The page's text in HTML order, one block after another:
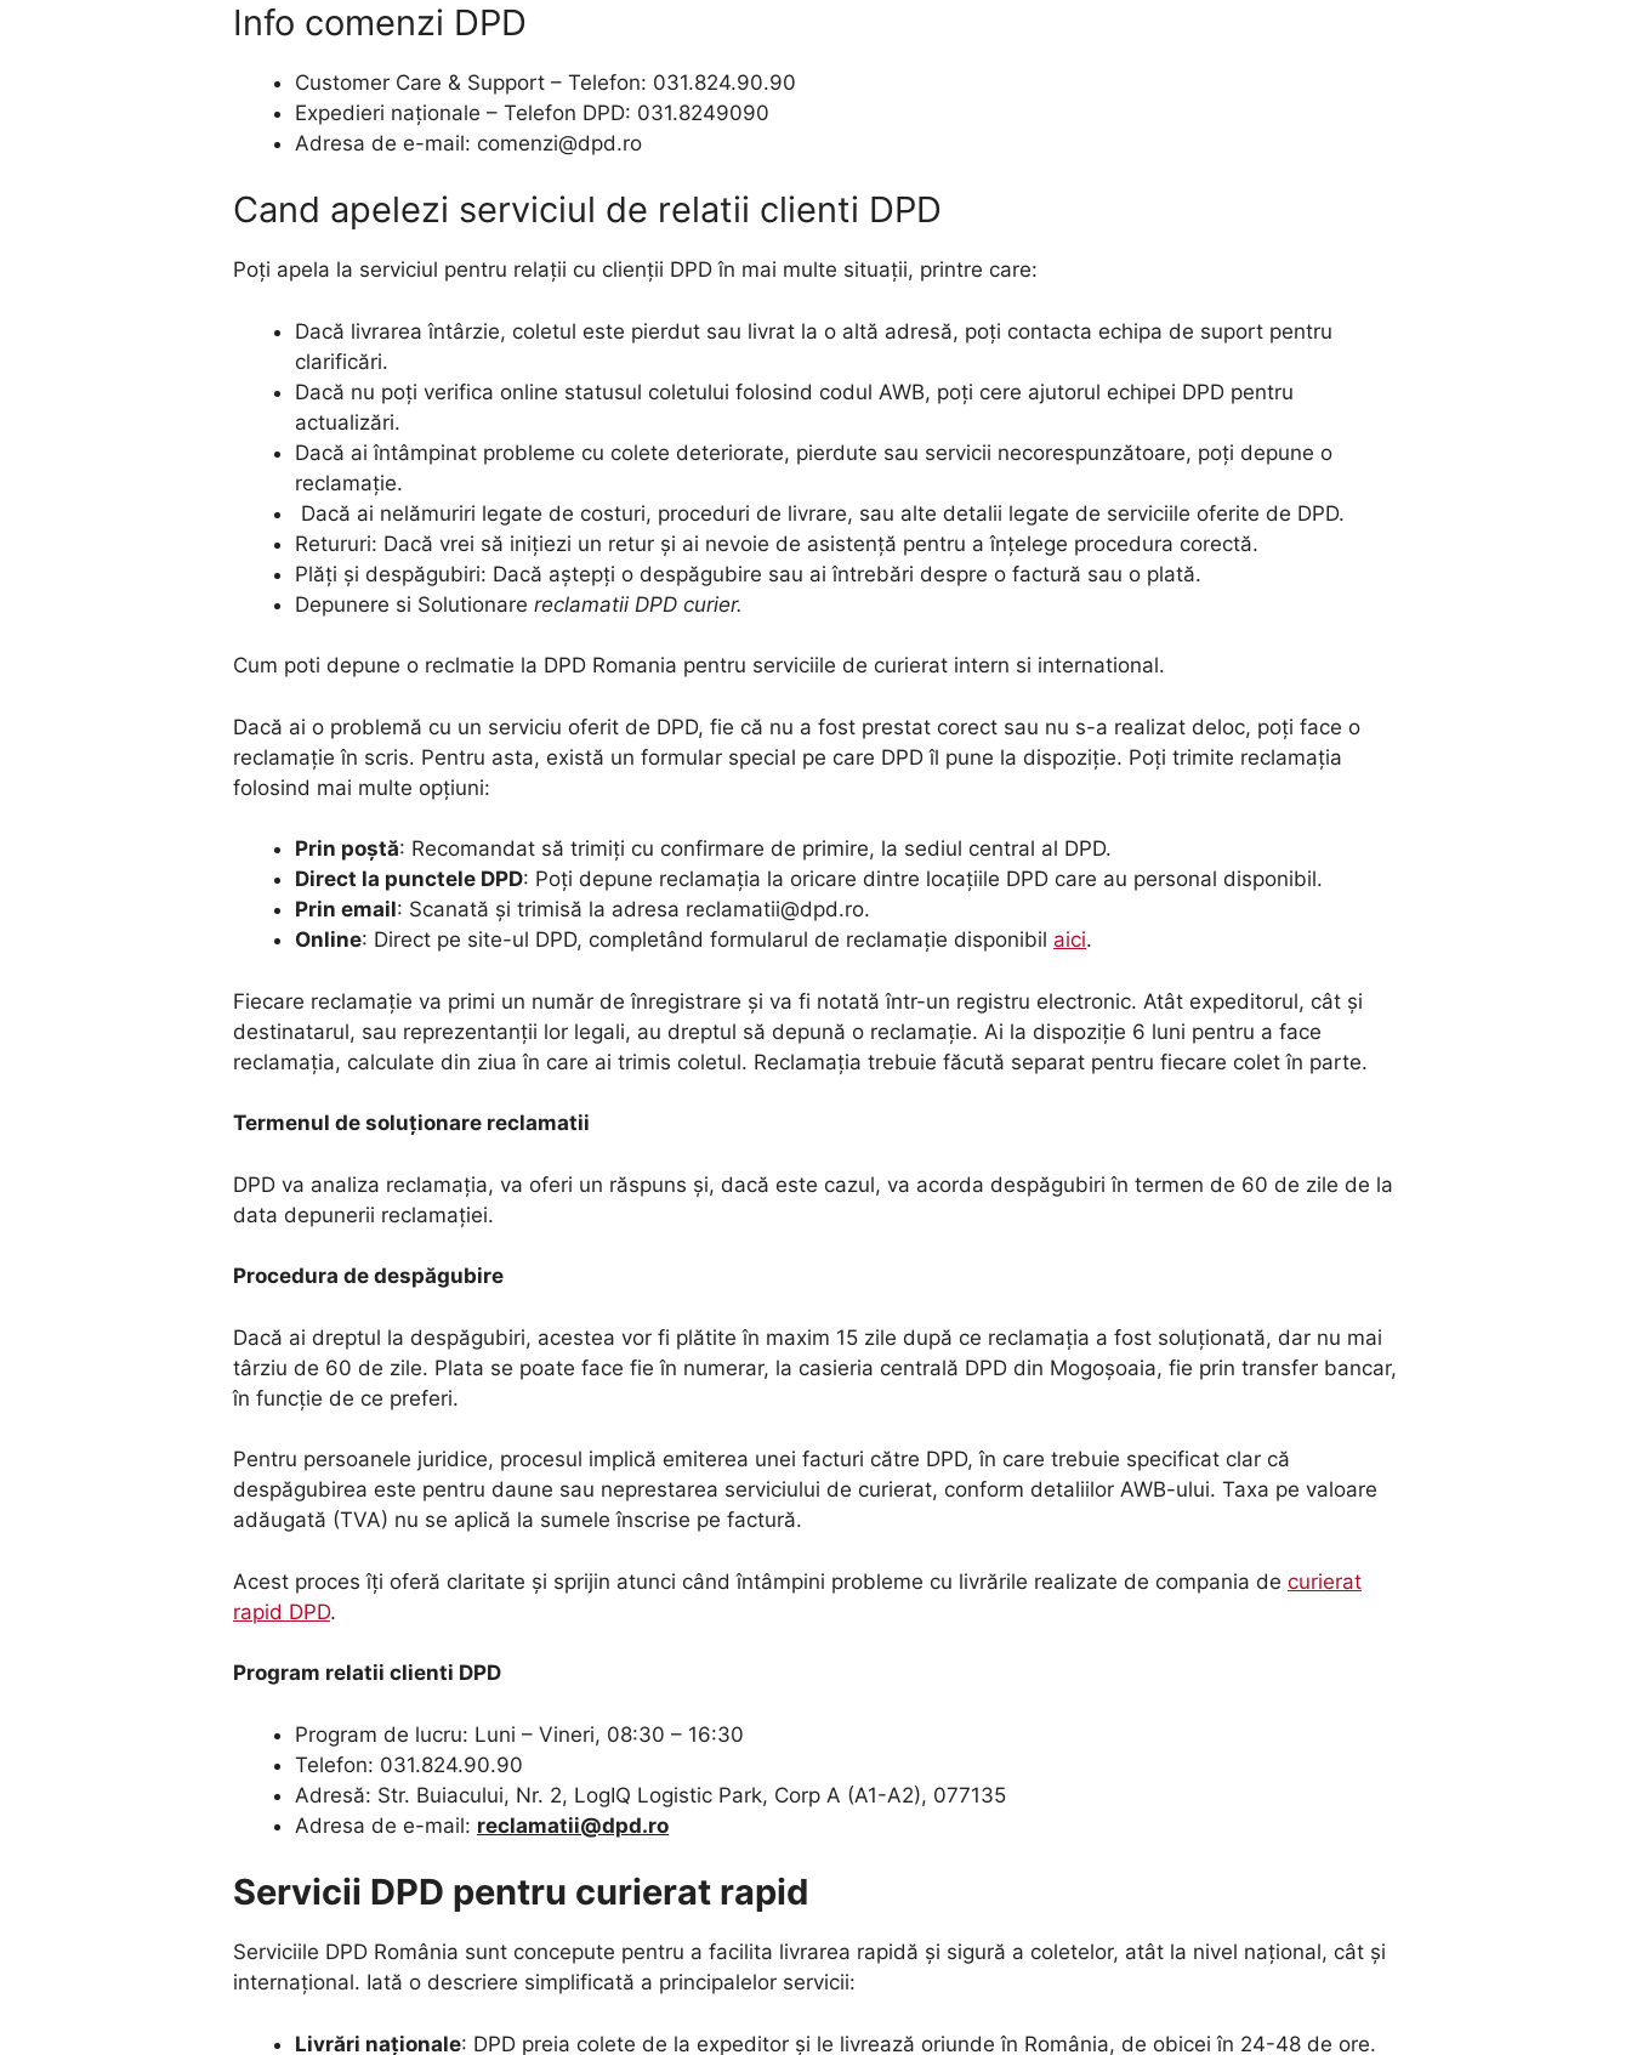
Info comenzi DPD
Customer Care & Support – Telefon: 031.824.90.90
Expedieri naționale – Telefon DPD: 031.8249090
Adresa de e-mail: comenzi@dpd.ro
Cand apelezi serviciul de relatii clienti DPD
Poți apela la serviciul pentru relații cu clienții DPD în mai multe situații, printre care:
Dacă livrarea întârzie, coletul este pierdut sau livrat la o altă adresă, poți contacta echipa de suport pentru
clarificări.
Dacă nu poți verifica online statusul coletului folosind codul AWB, poți cere ajutorul echipei DPD pentru
actualizări.
Dacă ai întâmpinat probleme cu colete deteriorate, pierdute sau servicii necorespunzătoare, poți depune o
reclamație.
Dacă ai nelămuriri legate de costuri, proceduri de livrare, sau alte detalii legate de serviciile oferite de DPD.
Retururi: Dacă vrei să inițiezi un retur și ai nevoie de asistență pentru a înțelege procedura corectă.
Plăți și despăgubiri: Dacă aștepți o despăgubire sau ai întrebări despre o factură sau o plată.
Depunere si Solutionare reclamatii DPD curier.
Cum poti depune o reclmatie la DPD Romania pentru serviciile de curierat intern si international.
Dacă ai o problemă cu un serviciu oferit de DPD, fie că nu a fost prestat corect sau nu s-a realizat deloc, poți face o
reclamație în scris. Pentru asta, există un formular special pe care DPD îl pune la dispoziție. Poți trimite reclamația
folosind mai multe opțiuni:
Prin poștă: Recomandat să trimiți cu confirmare de primire, la sediul central al DPD.
Direct la punctele DPD: Poți depune reclamația la oricare dintre locațiile DPD care au personal disponibil.
Prin email: Scanată și trimisă la adresa reclamatii@dpd.ro.
Online: Direct pe site-ul DPD, completând formularul de reclamație disponibil aici.
Fiecare reclamație va primi un număr de înregistrare și va fi notată într-un registru electronic. Atât expeditorul, cât și
destinatarul, sau reprezentanții lor legali, au dreptul să depună o reclamație. Ai la dispoziție 6 luni pentru a face
reclamația, calculate din ziua în care ai trimis coletul. Reclamația trebuie făcută separat pentru fiecare colet în parte.
Termenul de soluționare reclamatii
DPD va analiza reclamația, va oferi un răspuns și, dacă este cazul, va acorda despăgubiri în termen de 60 de zile de la
data depunerii reclamației.
Procedura de despăgubire
Dacă ai dreptul la despăgubiri, acestea vor fi plătite în maxim 15 zile după ce reclamația a fost soluționată, dar nu mai
târziu de 60 de zile. Plata se poate face fie în numerar, la casieria centrală DPD din Mogoșoaia, fie prin transfer bancar,
în funcție de ce preferi.
Pentru persoanele juridice, procesul implică emiterea unei facturi către DPD, în care trebuie specificat clar că
despăgubirea este pentru daune sau neprestarea serviciului de curierat, conform detaliilor AWB-ului. Taxa pe valoare
adăugată (TVA) nu se aplică la sumele înscrise pe factură.
Acest proces îți oferă claritate și sprijin atunci când întâmpini probleme cu livrările realizate de compania de curierat
rapid DPD.
Program relatii clienti DPD
Program de lucru: Luni – Vineri, 08:30 – 16:30
Telefon: 031.824.90.90
Adresă: Str. Buiacului, Nr. 2, LogIQ Logistic Park, Corp A (A1-A2), 077135
Adresa de e-mail: reclamatii@dpd.ro
Servicii DPD pentru curierat rapid
Serviciile DPD România sunt concepute pentru a facilita livrarea rapidă și sigură a coletelor, atât la nivel național, cât și
internațional. Iată o descriere simplificată a principalelor servicii:
Livrări naționale: DPD preia colete de la expeditor și le livrează oriunde în România, de obicei în 24-48 de ore.